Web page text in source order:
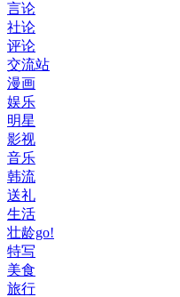
言论
社论
评论
交流站
漫画
娱乐
明星
影视
音乐
韩流
送礼
生活
壮龄go!
特写
美食
旅行